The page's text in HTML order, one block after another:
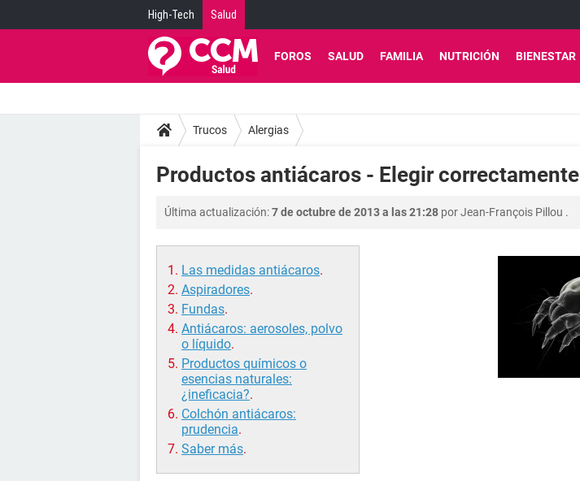
High-Tech Salud
FOROS SALUD FAMILIA NUTRICIÓN BIENESTAR
Trucos Alergias
Productos antiácaros - Elegir correctamente
Última actualización:7 de octubre de 2013 a las 21:28 porJean-François Pillou .
Las medidas antiácaros.
Aspiradores.
Fundas.
Antiácaros: aerosoles, polvo
o líquido.
Productos químicos o
esencias naturales:
¿ineficacia?.
Colchón antiácaros:
prudencia.
Saber más.